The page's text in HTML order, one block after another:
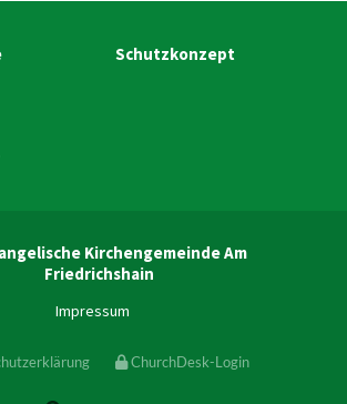
Schutzkonzept
Kirchengemeinde Am
Friedrichshain
Impressum
ChurchDesk-Login